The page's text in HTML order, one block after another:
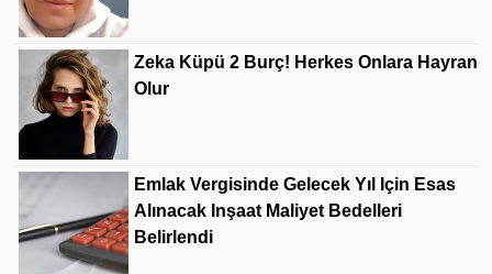
Zeka Küpü 2 Burç! Herkes Onlara Hayran
Olur
Emlak Vergisinde Gelecek Yıl Için Esas
Alınacak Inşaat Maliyet Bedelleri
Belirlendi